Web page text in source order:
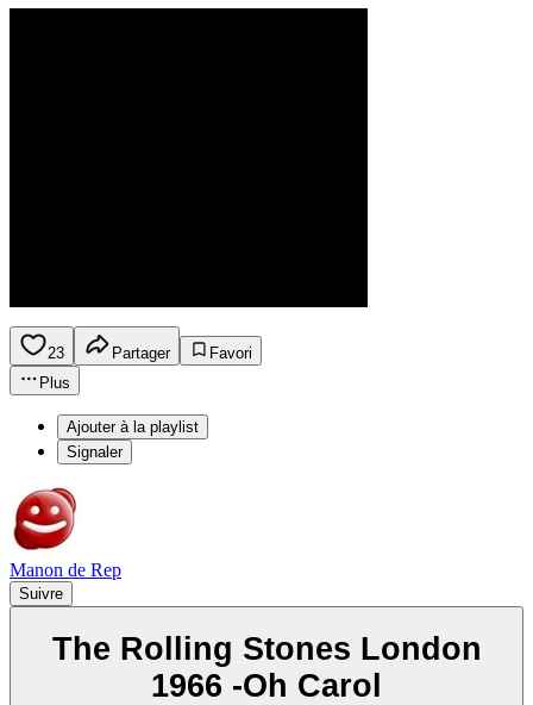
23 Partager
Favori
Plus
Ajouter à la playlist
Signaler
Manon de Rep
Suivre
The Rolling Stones London
1966 -Oh Carol